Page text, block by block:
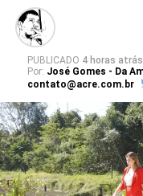
PUBLICADO 4 horas atrás
Por: José Gomes - Da
contato@acre.com.br